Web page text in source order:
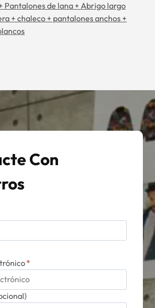
Pantalones de lana + Abrigo largo
+ chaleco + pantalones anchos +
Con
*